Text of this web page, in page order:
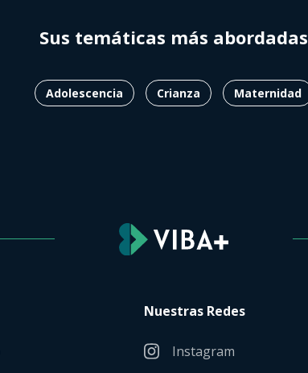
Sus temáticas más abordadas
Adolescencia Crianza Maternidad
Nuestras Redes
Instagram